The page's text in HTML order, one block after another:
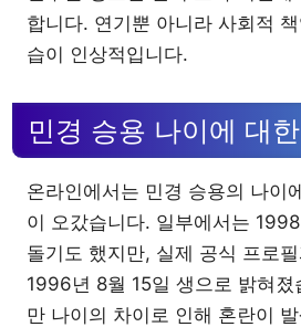
합니다. 연기뿐 아니라 사회적
습이 인상적입니다.
민경 승용 나이에 대
온라인에서는 민경 승용의 나이
이 오갔습니다. 일부에서는
돌기도 했지만, 실제 공식 프로
1996년 8월 15일 생으로 밝혀
만 나이의 차이로 인해 혼란이